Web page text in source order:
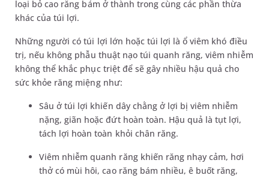
loại bỏ cao răng bám ở thành trong cùng các phần thừa
khác của túi lợi.
Những người có túi lợi lớn hoặc túi lợi là ổ viêm khó điều
trị, nếu không phẫu thuật nạo túi quanh răng, viêm nhiễm
không thể khắc phục triệt để sẽ gây nhiều hậu quả cho
sức khỏe răng miệng như:
Sâu ở túi lợi khiến dây chằng ở lợi bị viêm nhiễm
nặng, giãn hoặc đứt hoàn toàn. Hậu quả là tụt lợi,
tách lợi hoàn toàn khỏi chân răng.
Viêm nhiễm quanh răng khiến răng nhạy cảm, hơi
thở có mùi hôi, cao răng bám nhiều, ê buốt răng,